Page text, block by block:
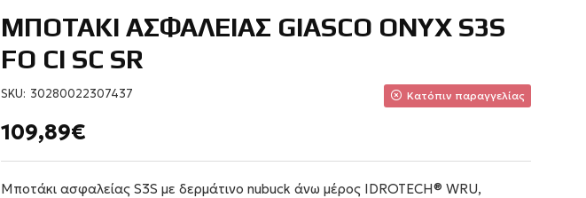
ΜΠΟΤΑΚΙ ΑΣΦΑΛΕΙΑΣ GIASCO ONYX S3S
FO CI SC SR
SKU: 30280022307437 Κατόπιν παραγγελίας
109,89€
Μποτάκι ασφαλείας S3S με δερμάτινο nubuck άνω μέρος IDROTECH® WRU,